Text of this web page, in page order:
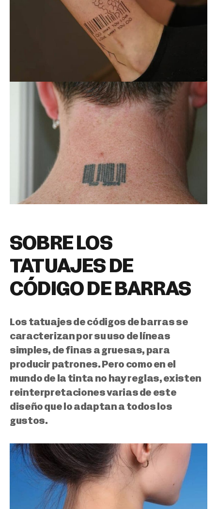
SOBRE LOS
TATUAJES DE
CÓDIGO DE BARRAS
Los tatuajes de códigos de barras se
caracterizan por su uso de líneas
simples, de finas a gruesas, para
producir patrones. Pero como en el
mundo de la tinta no hay reglas, existen
reinterpretaciones varias de este
diseño que lo adaptan a todos los
gustos.